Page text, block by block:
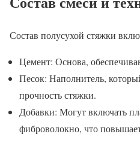
Состав полусухой стяжки
Цемент: Основа,
Песок: Наполнитель,
прочность стяжки.
Добавки: Могут включать
фиброволокно, что